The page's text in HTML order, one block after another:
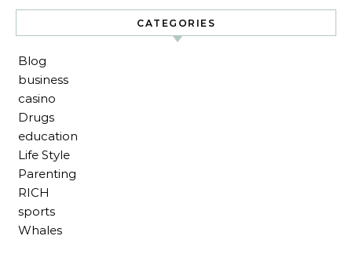
CATEGORIES
Blog
business
casino
Drugs
education
Life Style
Parenting
RICH
sports
Whales